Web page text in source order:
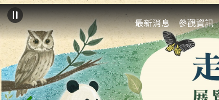
跳到主要內容區塊
最新消息 參觀資訊
:::